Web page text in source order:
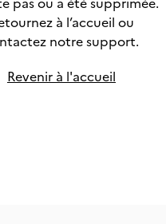
à l’accueil ou
notre support.
Revenir à l'accueil